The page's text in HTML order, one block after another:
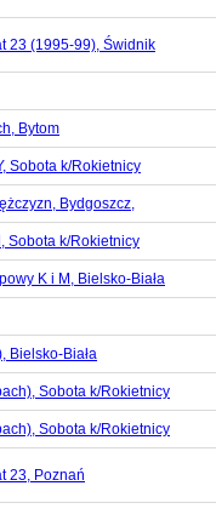
23 (1995-99), Świdnik
Bytom
Sobota k/Rokietnicy
Bydgoszcz,
Sobota k/Rokietnicy
K i M, Bielsko-Biała
Bielsko-Biała
Sobota k/Rokietnicy
Sobota k/Rokietnicy
23, Poznań